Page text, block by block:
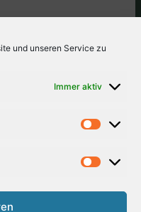
und unseren Service zu
Immer aktiv